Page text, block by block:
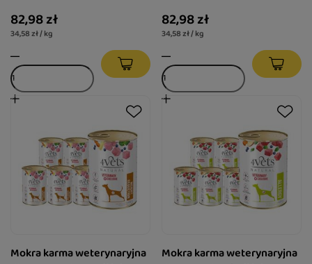
6 x 400 g
82,98 zł
34,58 zł / kg
82,98 zł
34,58 zł / kg
Mokra karma weterynaryjna
Mokra karma weterynaryjna